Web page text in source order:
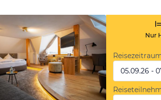
Nur
05.09.26 -